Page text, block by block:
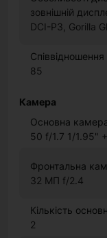
зовнішній
DCI-P3, Gorilla
85
Камера
Основна
50 f/1.7 1/1.95"
Фронтальна
32 МП f/2.4
Кількість
2